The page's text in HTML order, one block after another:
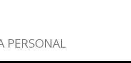
PERSONAL